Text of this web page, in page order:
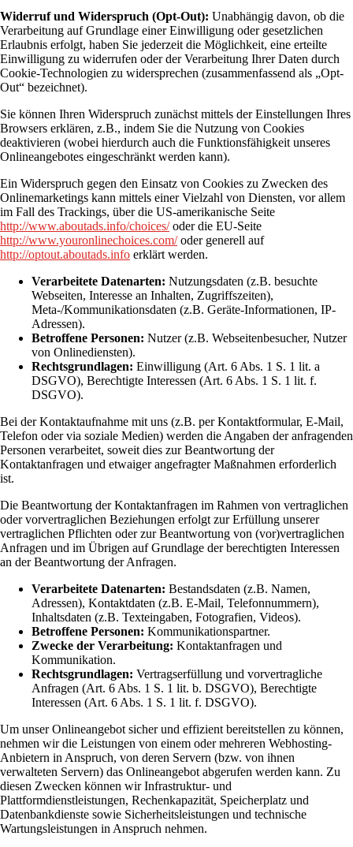
Widerruf und Widerspruch (Opt-Out): Unabhängig davon, ob die
Verarbeitung auf Grundlage einer Einwilligung oder gesetzlichen
Erlaubnis erfolgt, haben Sie jederzeit die Möglichkeit, eine erteilte
Einwilligung zu widerrufen oder der Verarbeitung Ihrer Daten durch
Cookie-Technologien zu widersprechen (zusammenfassend als „Opt-
Out“ bezeichnet).
Sie können Ihren Widerspruch zunächst mittels der Einstellungen Ihres
Browsers erklären, z.B., indem Sie die Nutzung von Cookies
deaktivieren (wobei hierdurch auch die Funktionsfähigkeit unseres
Onlineangebotes eingeschränkt werden kann).
Ein Widerspruch gegen den Einsatz von Cookies zu Zwecken des
Onlinemarketings kann mittels einer Vielzahl von Diensten, vor allem
im Fall des Trackings, über die US-amerikanische Seite
http://www.aboutads.info/choices/oder die EU-Seite
http://www.youronlinechoices.com/oder generell auf
http://optout.aboutads.info erklärt werden.
Verarbeitete Datenarten: Nutzungsdaten (z.B. besuchte
Webseiten, Interesse an Inhalten, Zugriffszeiten),
Meta-/Kommunikationsdaten (z.B. Geräte-Informationen, IP-
Adressen).
Betroffene Personen: Nutzer (z.B. Webseitenbesucher, Nutzer
von Onlinediensten).
Rechtsgrundlagen: Einwilligung (Art. 6 Abs. 1 S. 1 lit. a
DSGVO), Berechtigte Interessen (Art. 6 Abs. 1 S. 1 lit. f.
DSGVO).
Bei der Kontaktaufnahme mit uns (z.B. per Kontaktformular, E-Mail,
Telefon oder via soziale Medien) werden die Angaben der anfragenden
Personen verarbeitet, soweit dies zur Beantwortung der
Kontaktanfragen und etwaiger angefragter Maßnahmen erforderlich
ist.
Die Beantwortung der Kontaktanfragen im Rahmen von vertraglichen
oder vorvertraglichen Beziehungen erfolgt zur Erfüllung unserer
vertraglichen Pflichten oder zur Beantwortung von (vor)vertraglichen
Anfragen und im Übrigen auf Grundlage der berechtigten Interessen
an der Beantwortung der Anfragen.
Verarbeitete Datenarten: Bestandsdaten (z.B. Namen,
Adressen), Kontaktdaten (z.B. E-Mail, Telefonnummern),
Inhaltsdaten (z.B. Texteingaben, Fotografien, Videos).
Betroffene Personen: Kommunikationspartner.
Zwecke der Verarbeitung: Kontaktanfragen und
Kommunikation.
Rechtsgrundlagen: Vertragserfüllung und vorvertragliche
Anfragen (Art. 6 Abs. 1 S. 1 lit. b. DSGVO), Berechtigte
Interessen (Art. 6 Abs. 1 S. 1 lit. f. DSGVO).
Um unser Onlineangebot sicher und effizient bereitstellen zu können,
nehmen wir die Leistungen von einem oder mehreren Webhosting-
Anbietern in Anspruch, von deren Servern (bzw. von ihnen
verwalteten Servern) das Onlineangebot abgerufen werden kann. Zu
diesen Zwecken können wir Infrastruktur- und
Plattformdienstleistungen, Rechenkapazität, Speicherplatz und
Datenbankdienste sowie Sicherheitsleistungen und technische
Wartungsleistungen in Anspruch nehmen.